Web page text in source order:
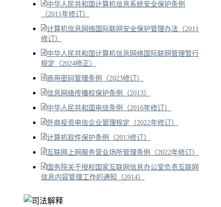
中华人民共和国计算机信息系统安全保护条例
（2011年修订）
计算机信息网络国际联网安全保护管理办法（2011
修订）
中华人民共和国计算机信息网络国际联网管理暂行
规定（2024修正）
商用密码管理条例（2023修订）
信息网络传播权保护条例（2013）
中华人民共和国电信条例（2016年修订）
外商投资电信企业管理规定（2022年修订）
计算机软件保护条例（2013修订）
互联网上网服务营业场所管理条例（2022年修订）
国务院关于授权国家互联网信息办公室负责互联网
信息内容管理工作的通知（2014）